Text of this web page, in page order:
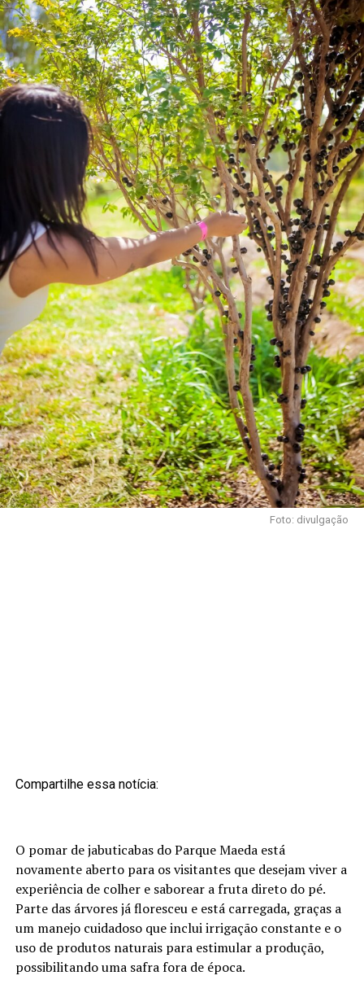
Foto: divulgação
Compartilhe essa notícia:
O pomar de jabuticabas do Parque Maeda está
novamente aberto para os visitantes que desejam viver a
experiência de colher e saborear a fruta direto do pé.
Parte das árvores já floresceu e está carregada, graças a
um manejo cuidadoso que inclui irrigação constante e o
uso de produtos naturais para estimular a produção,
possibilitando uma safra fora de época.